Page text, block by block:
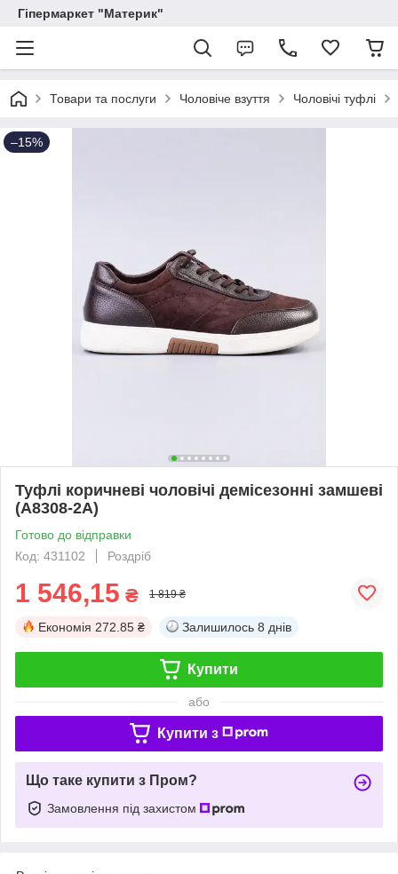
Гіпермаркет "Материк"
Товари та послуги Чоловіче взуття Чоловічі туфлі
–15%
Туфлі коричневі чоловічі демісезонні замшеві
(A8308-2A)
Готово до відправки
Код: 431102
Роздріб
1 546,15 ₴ 1 819 ₴
Економія 272.85 ₴ Залишилось 8 днів
Купити
або
Купити з
Що таке купити з Пром?
Замовлення під захистом